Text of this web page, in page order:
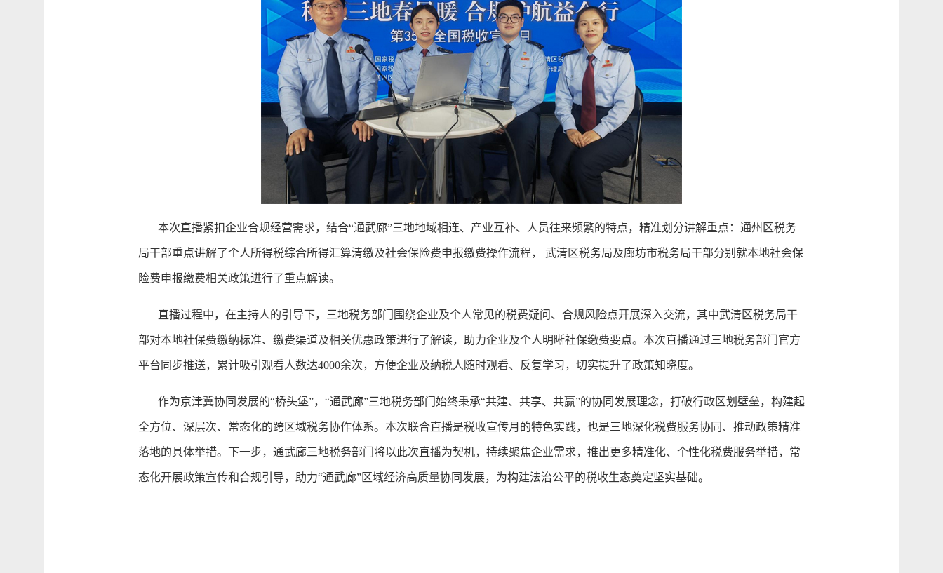
本次直播紧扣企业合规经营需求，结合“通武廊”三地地域相连、产业互补、人员往来频繁的特点，精准划分讲解重点：通州区税务
局干部重点讲解了个人所得税综合所得汇算清缴及社会保险费申报缴费操作流程， 武清区税务局及廊坊市税务局干部分别就本地社会保
险费申报缴费相关政策进行了重点解读。
直播过程中，在主持人的引导下，三地税务部门围绕企业及个人常见的税费疑问、合规风险点开展深入交流，其中武清区税务局干
部对本地社保费缴纳标准、缴费渠道及相关优惠政策进行了解读，助力企业及个人明晰社保缴费要点。本次直播通过三地税务部门官方
平台同步推送，累计吸引观看人数达4000余次，方便企业及纳税人随时观看、反复学习，切实提升了政策知晓度。
作为京津冀协同发展的“桥头堡”，“通武廊”三地税务部门始终秉承“共建、共享、共赢”的协同发展理念，打破行政区划壁垒，构建起
全方位、深层次、常态化的跨区域税务协作体系。本次联合直播是税收宣传月的特色实践，也是三地深化税费服务协同、推动政策精准
落地的具体举措。下一步，通武廊三地税务部门将以此次直播为契机，持续聚焦企业需求，推出更多精准化、个性化税费服务举措，常
态化开展政策宣传和合规引导，助力“通武廊”区域经济高质量协同发展，为构建法治公平的税收生态奠定坚实基础。